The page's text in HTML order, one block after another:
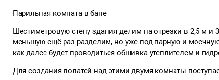
Парильная комната в бане
Шестиметровую стену здания делим на отрезки в 2,5 м
меньшую ещё раз разделим, но уже под парную и
как далее будет проводиться обшивка утеплителем и
Для создания полатей над этими двумя комнаты